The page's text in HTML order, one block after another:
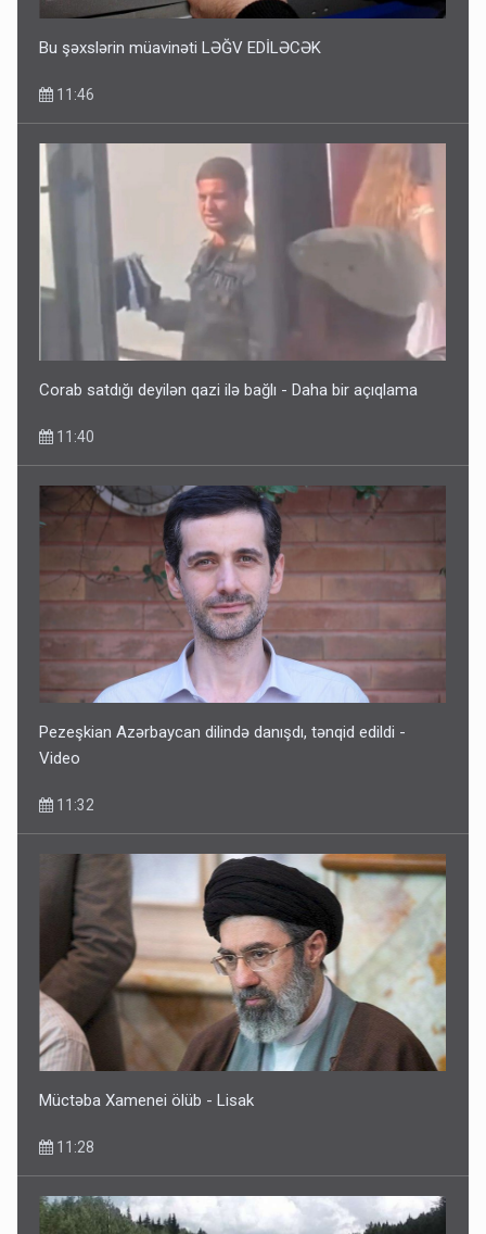
Bu şəxslərin müavinəti LƏĞV EDİLƏCƏK
11:46
Corab satdığı deyilən qazi ilə bağlı - Daha bir açıqlama
11:40
Pezeşkian Azərbaycan dilində danışdı, tənqid edildi -
Video
11:32
Müctəba Xamenei ölüb - Lisak
11:28